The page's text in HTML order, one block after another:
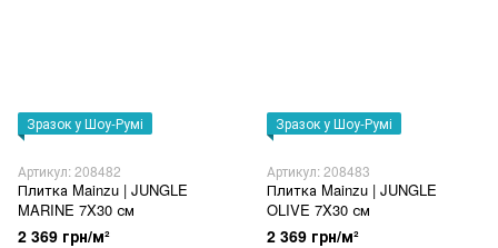
Зразок у Шоу-Румі
Артикул: 208482
Плитка Mainzu | JUNGLE
MARINE 7X30 см
2 369 грн/м²
Зразок у Шоу-Румі
Артикул: 208483
Плитка Mainzu | JUNGLE
OLIVE 7X30 см
2 369 грн/м²